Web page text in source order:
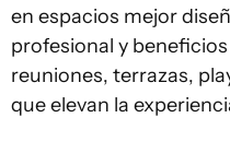
en espacios mejor
profesional y
reuniones, terrazas,
que elevan la